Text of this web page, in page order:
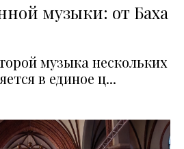
музыки: от Баха
музыка нескольких
в единое ц...